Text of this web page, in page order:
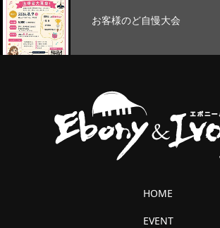
お客様のど自慢大会
HOME
EVENT